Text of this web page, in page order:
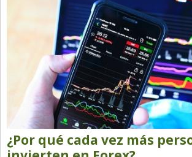
¿Por qué cada vez más